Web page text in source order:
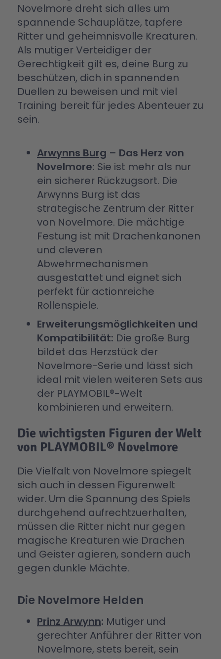
Novelmore dreht sich alles um
spannende Schauplätze, tapfere
Ritter und geheimnisvolle Kreaturen.
Als mutiger Verteidiger der
Gerechtigkeit gilt es, deine Burg zu
beschützen, dich in spannenden
Duellen zu beweisen und mit viel
Training bereit für jedes Abenteuer zu
sein.
Arwynns Burg – Das Herz von
Novelmore: Sie ist mehr als nur
ein sicherer Rückzugsort. Die
Arwynns Burg ist das
strategische Zentrum der Ritter
von Novelmore. Die mächtige
Festung ist mit Drachenkanonen
und cleveren
Abwehrmechanismen
ausgestattet und eignet sich
perfekt für actionreiche
Rollenspiele.
Erweiterungsmöglichkeiten und
Kompatibilität: Die große Burg
bildet das Herzstück der
Novelmore-Serie und lässt sich
ideal mit vielen weiteren Sets aus
der PLAYMOBIL®-Welt
kombinieren und erweitern.
Die wichtigsten Figuren der Welt
von PLAYMOBIL® Novelmore
Die Vielfalt von Novelmore spiegelt
sich auch in dessen Figurenwelt
wider. Um die Spannung des Spiels
durchgehend aufrechtzuerhalten,
müssen die Ritter nicht nur gegen
magische Kreaturen wie Drachen
und Geister agieren, sondern auch
gegen dunkle Mächte.
Die Novelmore Helden
Prinz Arwynn: Mutiger und
gerechter Anführer der Ritter von
Novelmore, stets bereit, sein